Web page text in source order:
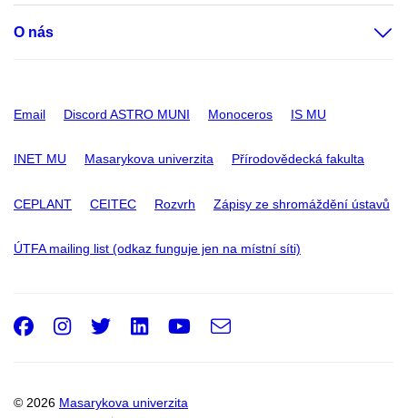
O nás
Email Discord ASTRO MUNI Monoceros IS MU
INET MU Masarykova univerzita Přírodovědecká fakulta
CEPLANT CEITEC Rozvrh Zápisy ze shromáždění ústavů
ÚTFA mailing list (odkaz funguje jen na místní síti)
© 2026 Masarykova univerzita
Facebook
Instagram
Twitter
LinkedIn
Youtube
e-